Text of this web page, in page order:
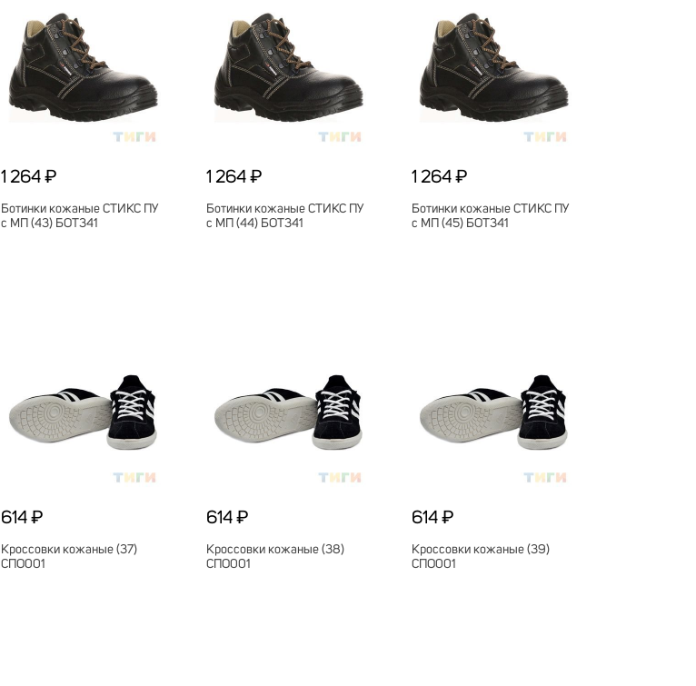
1 264 ₽
Ботинки кожаные СТИКС ПУ
с МП (43) БОТ341
1 264 ₽
Ботинки кожаные СТИКС ПУ
с МП (44) БОТ341
1 264 ₽
Ботинки кожаные СТИКС ПУ
с МП (45) БОТ341
614 ₽
Кроссовки кожаные (37)
СПО001
614 ₽
Кроссовки кожаные (38)
СПО001
614 ₽
Кроссовки кожаные (39)
СПО001